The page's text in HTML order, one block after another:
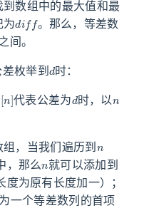
数组中的最大值和最
为
diff
。那么，等差数
间。
枚举到 时：
代表公差为 时，以
，当我们遍历到
，那么
n
就可以添加到
为原有长度加一）；
一个等差数列的首项